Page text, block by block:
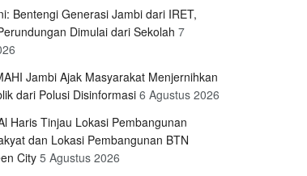
Bentengi Generasi Jambi dari IRET,
Dimulai dari Sekolah 7
Jambi Ajak Masyarakat Menjernihkan
dari Polusi Disinformasi6 Agustus 2026
Haris Tinjau Lokasi Pembangunan
dan Lokasi Pembangunan BTN
City5 Agustus 2026